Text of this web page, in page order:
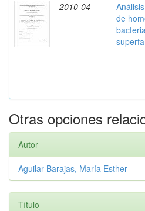
2010-04
de
Otras opciones
Autor
Aguilar Barajas, María Esther
Título